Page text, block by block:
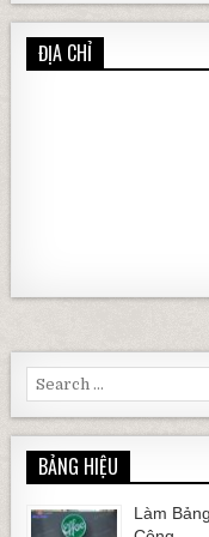
ĐỊA CHỈ
Search for:
BẢNG HIỆU
Làm